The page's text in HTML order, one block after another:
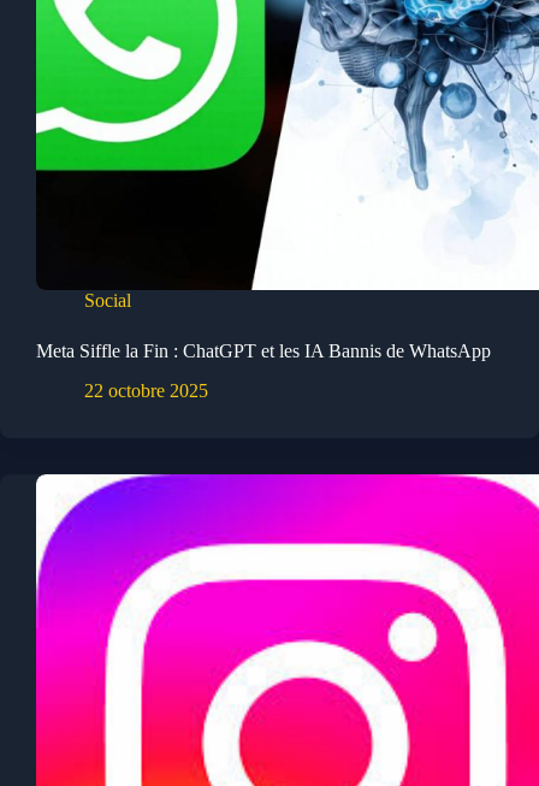
Social
Meta Siffle la Fin : ChatGPT et les IA Bannis de WhatsApp
22 octobre 2025